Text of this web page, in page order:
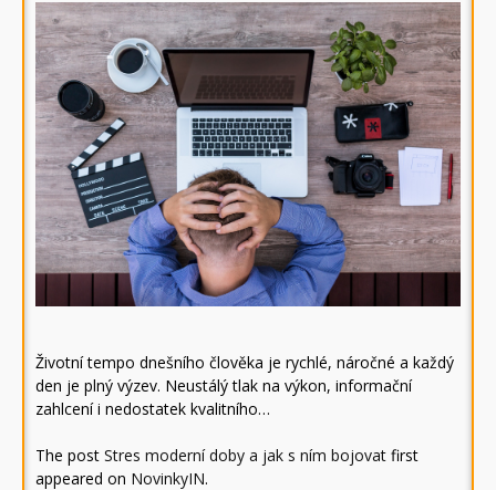
Životní tempo dnešního člověka je rychlé, náročné a každý
den je plný výzev. Neustálý tlak na výkon, informační
zahlcení i nedostatek kvalitního…
The post Stres moderní doby a jak s ním bojovat first
appeared on NovinkyIN.